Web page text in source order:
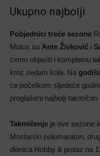
Ukupno najbolji
Pobjednici treće sezone
Motus su Ante Živković i
ćemo objaviti i kompletnu
kroz sedam kola. Na
će početkom sljedeće
proglašeni najbolji takmičari
Takmičenje je ove sezone
Mostarski polumaraton,
dionica Hobby ili prolaz na